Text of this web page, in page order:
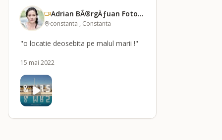
Adrian BÃ®rgÄƒuan Foto &amp; Film
constanta , Constanta
"o locatie deosebita pe malul marii !"
15 mai 2022